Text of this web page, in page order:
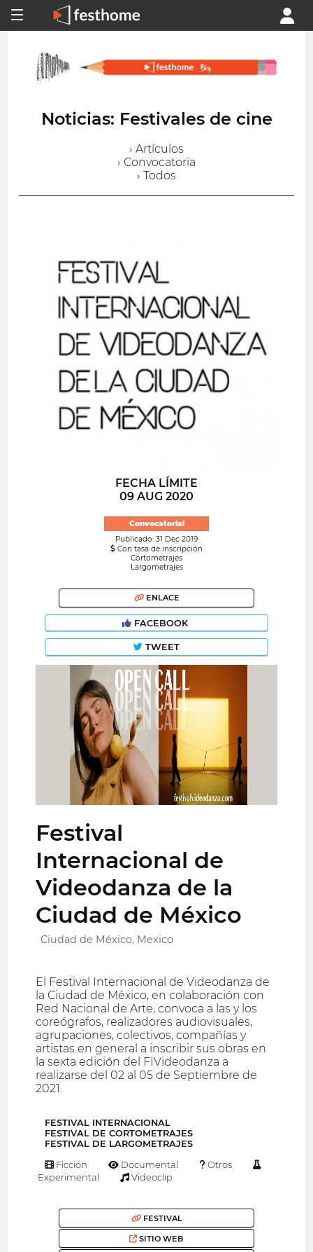
Noticias: Festivales de cine
› Artículos
› Convocatoria
› Todos
FECHA LÍMITE
09 AUG 2020
Convocatoria!
Publicado: 31 Dec 2019
Con tasa de inscripción
Cortometrajes
Largometrajes
ENLACE
FACEBOOK
TWEET
Festival
Internacional de
Videodanza de la
Ciudad de México
Ciudad de México, Mexico
El Festival Internacional de Videodanza de
la Ciudad de México, en colaboración con
Red Nacional de Arte, convoca a las y los
coreógrafos, realizadores audiovisuales,
agrupaciones, colectivos, compañías y
artistas en general a inscribir sus obras en
la sexta edición del FIVideodanza a
realizarse del 02 al 05 de Septiembre de
2021.
FESTIVAL INTERNACIONAL
FESTIVAL DE CORTOMETRAJES
FESTIVAL DE LARGOMETRAJES
Ficción Documental
Otros
Experimental
Videoclip
FESTIVAL
SITIO WEB